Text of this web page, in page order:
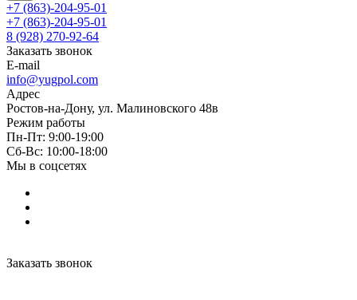
+7 (863)-204-95-01
+7 (863)-204-95-01
8 (928) 270-92-64
Заказать звонок
E-mail
info@yugpol.com
Адрес
Ростов-на-Дону, ул. Малиновского 48в
Режим работы
Пн-Пт: 9:00-19:00
Cб-Вс: 10:00-18:00
Мы в соцсетях
Заказать звонок